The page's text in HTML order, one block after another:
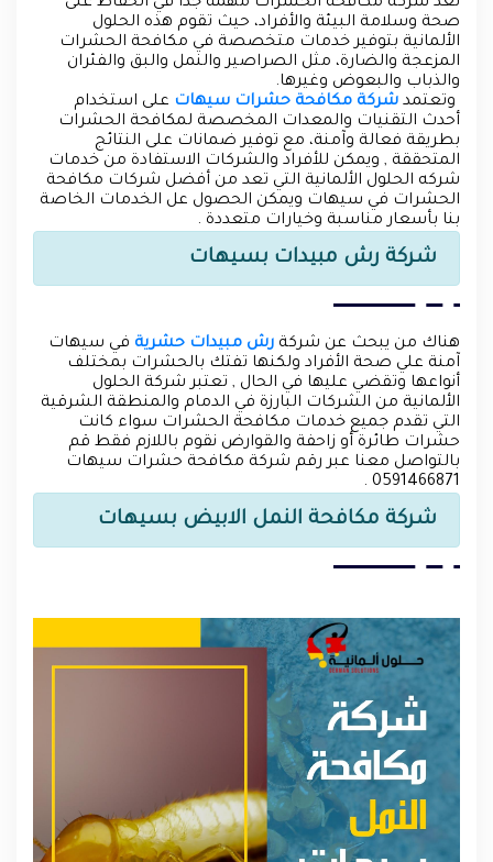
صحة وسلامة البيئة والأفراد، حيث تقوم هذه الحلول
الألمانية بتوفير خدمات متخصصة في مكافحة الحشرات
المزعجة والضارة، مثل الصراصير والنمل والبق والفئران
والذباب والبعوض وغيرها.
وتعتمد شركة مكافحة حشرات سيهات على استخدام
أحدث التقنيات والمعدات المخصصة لمكافحة الحشرات
بطريقة فعالة وآمنة، مع توفير ضمانات على النتائج
المتحققة , ويمكن للأفراد والشركات الاستفادة من خدمات
شركه الحلول الألمانية التي تعد من أفضل شركات مكافحة
الحشرات في سيهات ويمكن الحصول عل الخدمات الخاصة
بنا بأسعار مناسبة وخيارات متعددة .
شركة رش مبيدات بسيهات
هناك من يبحث عن شركة رش مبيدات حشرية في سيهات
آمنة علي صحة الأفراد ولكنها تفتك بالحشرات بمختلف
أنواعها وتقضي عليها في الحال , تعتبر شركة الحلول
الألمانية من الشركات البارزة في الدمام والمنطقة الشرقية
التي تقدم جميع خدمات مكافحة الحشرات سواء كانت
حشرات طائرة أو زاحفة والقوارض نقوم باللازم فقط قم
بالتواصل معنا عبر رقم شركة مكافحة حشرات سيهات
0591466871 .
شركة مكافحة النمل الابيض بسيهات